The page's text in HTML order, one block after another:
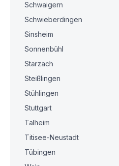
Schwaigern
Schwieberdingen
Sinsheim
Sonnenbühl
Starzach
Steißlingen
Stühlingen
Stuttgart
Talheim
Titisee-Neustadt
Tübingen